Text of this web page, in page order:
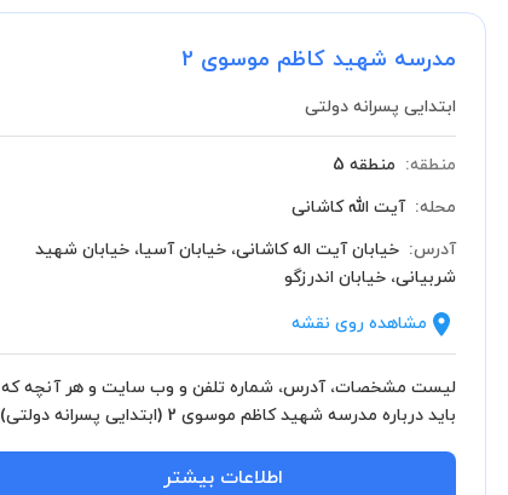
مدرسه شهید کاظم موسوی 2
ابتدایی پسرانه دولتی
منطقه: منطقه 5
محله: آیت الله کاشانی
آدرس: خیابان آیت اله کاشانی، خیابان آسیا، خیابان شهید
شربیانی، خیابان اندرزگو
مشاهده روی نقشه
لیست مشخصات، آدرس، شماره تلفن و وب سایت و هر آنچه که
باید درباره مدرسه شهید کاظم موسوی 2 (ابتدایی پسرانه دولتی)
اطلاعات بیشتر